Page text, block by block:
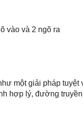
vào và 2 ngõ ra
một giải pháp
hợp lý, đường